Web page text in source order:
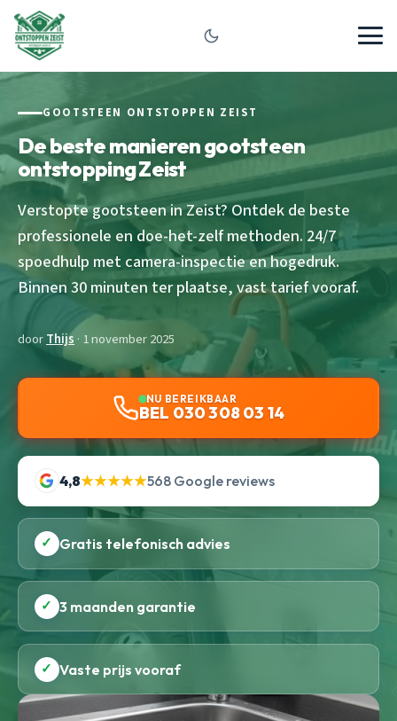
GOOTSTEEN ONTSTOPPEN ZEIST
De beste manieren gootsteen
ontstopping Zeist
Verstopte gootsteen in Zeist? Ontdek de beste
professionele en doe-het-zelf methoden. 24/7
spoedhulp met camera-inspectie en hogedruk.
Binnen 30 minuten ter plaatse, vast tarief vooraf.
doorThijs · 1 november 2025
NU BEREIKBAAR
BEL 030 308 03 14
4,8★★★★★568 Google reviews
✓ Gratis telefonisch advies
✓ 3 maanden garantie
✓ Vaste prijs vooraf